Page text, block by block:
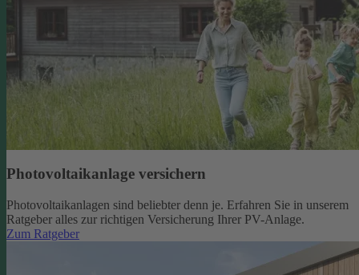
Photovoltaikanlage versichern
Photovoltaikanlagen sind beliebter denn je. Erfahren Sie in unserem
Ratgeber alles zur richtigen Versicherung Ihrer PV-Anlage.
Zum Ratgeber